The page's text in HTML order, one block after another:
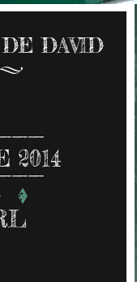
DAVID
2014